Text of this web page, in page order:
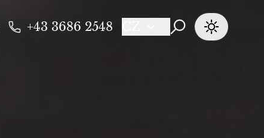
+43 3686 2548